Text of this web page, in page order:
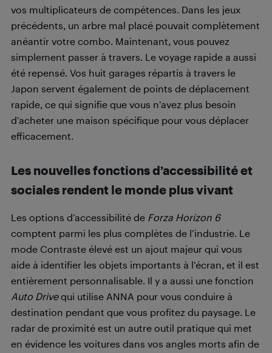
vos multiplicateurs de compétences. Dans les jeux
précédents, un arbre mal placé pouvait complètement
anéantir votre combo. Maintenant, vous pouvez
simplement passer à travers. Le voyage rapide a aussi
été repensé. Vos huit garages répartis à travers le
Japon servent également de points de déplacement
rapide, ce qui signifie que vous n’avez plus besoin
d’acheter une maison spécifique pour vous déplacer
efficacement.
Les nouvelles fonctions d’accessibilité et
sociales rendent le monde plus vivant
Les options d’accessibilité de Forza Horizon 6
comptent parmi les plus complètes de l’industrie. Le
mode Contraste élevé est un ajout majeur qui vous
aide à identifier les objets importants à l’écran, et il est
entièrement personnalisable. Il y a aussi une fonction
Auto Drivequi utilise ANNA pour vous conduire à
destination pendant que vous profitez du paysage. Le
radar de proximité est un autre outil pratique qui met
en évidence les voitures dans vos angles morts afin de